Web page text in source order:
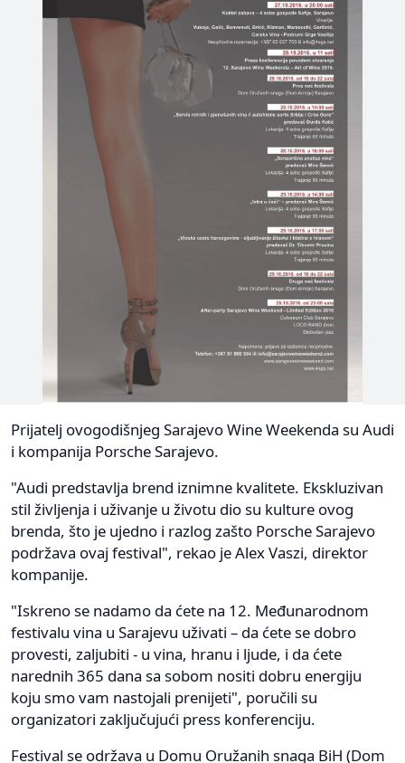
Prijatelj ovogodišnjeg Sarajevo Wine Weekenda su Audi
i kompanija Porsche Sarajevo.
"Audi predstavlja brend iznimne kvalitete. Ekskluzivan
stil življenja i uživanje u životu dio su kulture ovog
brenda, što je ujedno i razlog zašto Porsche Sarajevo
podržava ovaj festival", rekao je Alex Vaszi, direktor
kompanije.
"Iskreno se nadamo da ćete na 12. Međunarodnom
festivalu vina u Sarajevu uživati – da ćete se dobro
provesti, zaljubiti - u vina, hranu i ljude, i da ćete
narednih 365 dana sa sobom nositi dobru energiju
koju smo vam nastojali prenijeti", poručili su
organizatori zaključujući press konferenciju.
Festival se održava u Domu Oružanih snaga BiH (Dom